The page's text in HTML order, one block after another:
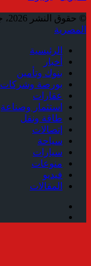
© حقوق النشر 2026، جميع الحقوق محفوظة |
المصرية
الرئيسية
أخبار
بنوك وتأمين
بورصة وشركات
عقارات
استثمار وصناعة
طاقة ونقل
إتصالات
سياحة
سيارات
منوعات
فيديو
المقالات